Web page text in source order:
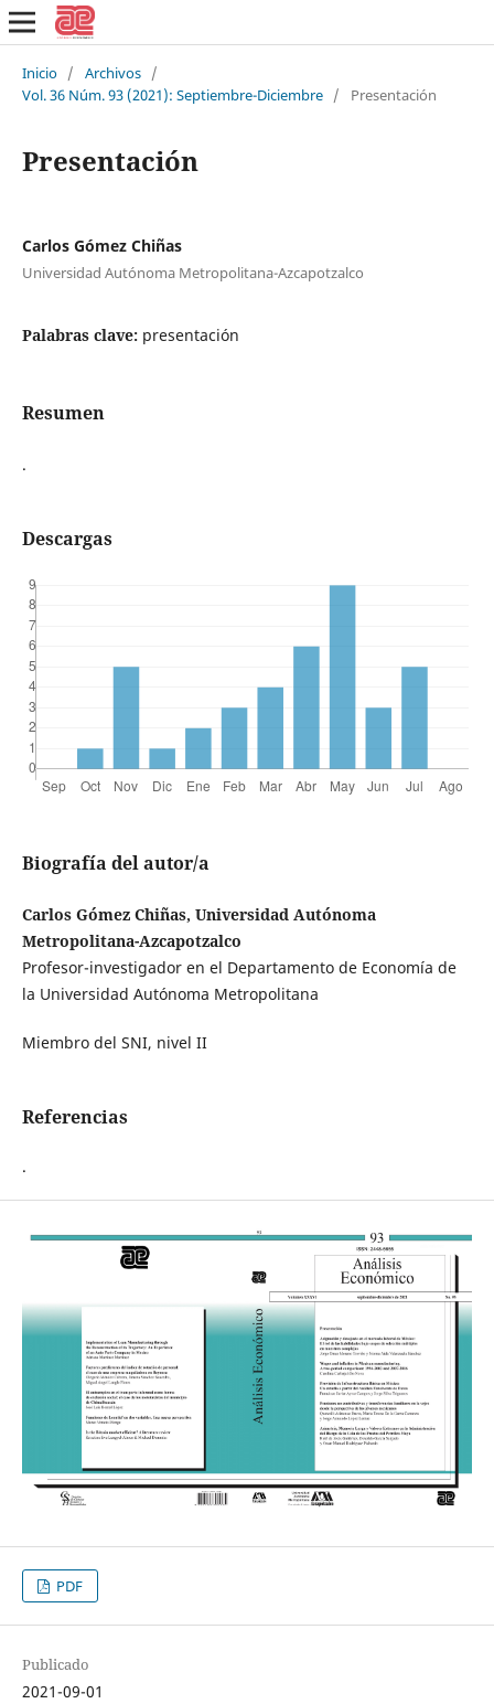
Inicio / Archivos /
Vol. 36 Núm. 93 (2021): Septiembre-Diciembre / Presentación
Presentación
Carlos Gómez Chiñas
Universidad Autónoma Metropolitana-Azcapotzalco
Palabras clave: presentación
Resumen
.
Descargas
Biografía del autor/a
Carlos Gómez Chiñas, Universidad Autónoma
Metropolitana-Azcapotzalco
Profesor-investigador en el Departamento de Economía de
la Universidad Autónoma Metropolitana
Miembro del SNI, nivel II
Referencias
.
PDF
Publicado
2021-09-01